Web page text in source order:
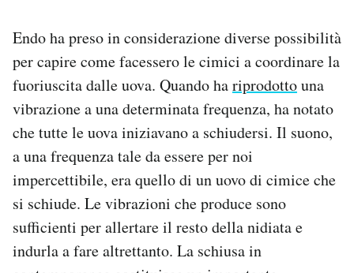
Endo ha preso in considerazione diverse possibilità
per capire come facessero le cimici a coordinare la
fuoriuscita dalle uova. Quando hariprodottouna
vibrazione a una determinata frequenza, ha notato
che tutte le uova iniziavano a schiudersi. Il suono,
a una frequenza tale da essere per noi
impercettibile, era quello di un uovo di cimice che
si schiude. Le vibrazioni che produce sono
sufficienti per allertare il resto della nidiata e
indurla a fare altrettanto. La schiusa in